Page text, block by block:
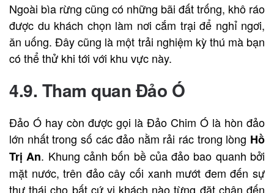
Ngoài bìa rừng cũng có những bãi đất trống, khô ráo
được du khách chọn làm nơi cắm trại để nghỉ ngơi,
ăn uống. Đây cũng là một trải nghiệm kỳ thú mà bạn
có thể thử khi tới với khu vực này.
4.9. Tham quan Đảo Ó
Đảo Ó hay còn được gọi là Đảo Chim Ó là hòn đảo
lớn nhất trong số các đảo nằm rải rác trong lòng Hồ
Trị An. Khung cảnh bốn bề của đảo bao quanh bởi
mặt nước, trên đảo cây cối xanh mướt đem đến sự
thư thái cho bất cứ vị khách nào từng đặt chân đến